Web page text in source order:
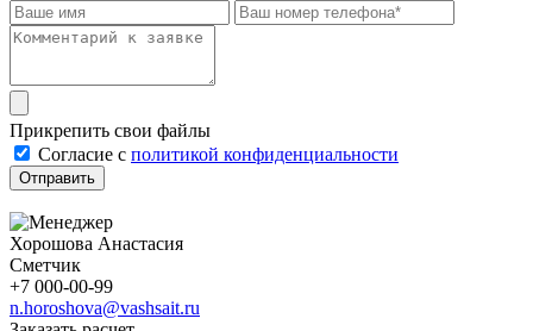
Прикрепить свои файлы
Cогласие с политикой конфиденциальности
Отправить
Хорошова Анастасия
Сметчик
+7 000-00-99
n.horoshova@vashsait.ru